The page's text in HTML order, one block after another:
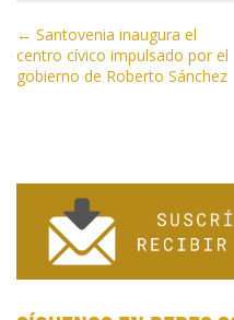
o
k
m p
p
N
a
v
a
← Santovenia inaugura el
centro cívico impulsado por el
gobierno de Roberto Sánchez